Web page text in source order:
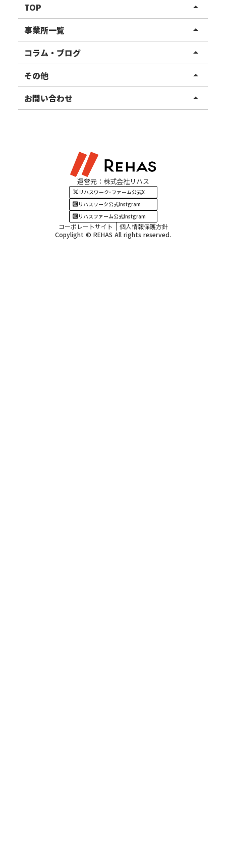
TOP arrow_drop_up
リハスワーク
リハスファーム
事業所一覧 arrow_drop_up
関東エリア
東北エリア
甲信越エリア
四国・九州エリア
コラム・ブログ arrow_drop_up
事業所ブログ
ご利用者様の声
その他 arrow_drop_up
お知らせ
お問い合わせ arrow_drop_up
運営元：株式会社リハス
リハスワーク･ファーム公式X
リハスワーク公式Instgram
リハスファーム公式Instgram
コーポレートサイト
個人情報保護方針
Copylight © REHAS All rights reserved.